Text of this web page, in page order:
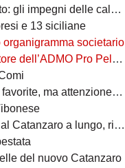
impegni delle calabresi
e 13 siciliane
societario
Pro Pellaro 1919
attenzione alle sorprese"
a lungo, rifiutate Serie A e B"
del nuovo Catanzaro